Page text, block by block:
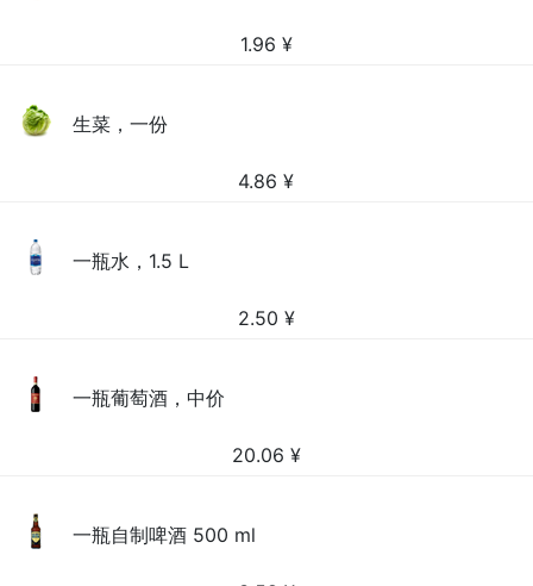
1.96 ¥
生菜，一份
4.86 ¥
一瓶水，1.5 L
2.50 ¥
一瓶葡萄酒，中价
20.06 ¥
一瓶自制啤酒 500 ml